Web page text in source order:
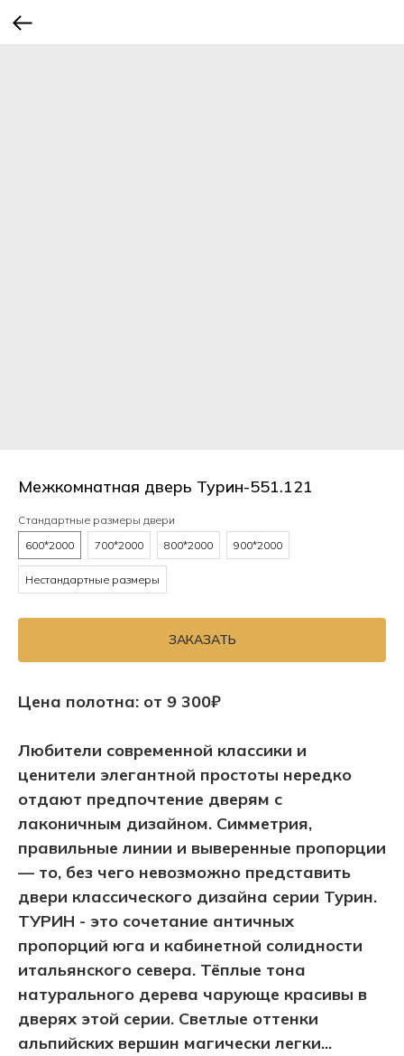
Межкомнатная дверь Турин-551.121
Стандартные размеры двери
600*2000
700*2000 800*2000 900*2000
Нестандартные размеры
ЗАКАЗАТЬ
Цена полотна: от 9 300₽
Любители современной классики и
ценители элегантной простоты нередко
отдают предпочтение дверям с
лаконичным дизайном. Симметрия,
правильные линии и выверенные пропорции
— то, без чего невозможно представить
двери классического дизайна серии Турин.
ТУРИН - это сочетание античных
пропорций юга и кабинетной солидности
итальянского севера. Тёплые тона
натурального дерева чарующе красивы в
дверях этой серии. Светлые оттенки
альпийских вершин магически легки...